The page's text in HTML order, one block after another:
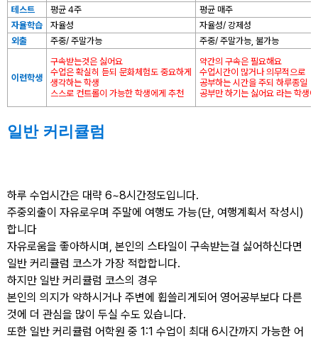
필리핀 연계연수
필자뉴스
테스트
평균 4주
평균 매주
자율학습
자율성
자율성/ 강제성
외출
주중/ 주말가능 주중/ 주말가능, 불가능
이런학생
구속받는것은 싫어요
수업은 확실히 듣되 문화체험도 중요하게
생각하는 학생
스스로 컨트롤이 가능한 학생에게 추천
약간의 구속은 필요해요
수업시간이 많거나 의무적으로
공부하는 시간을 주되 하루종일
공부만 하기는 싫어요 라는 학생
일반 커리큘럼
하루 수업시간은 대략 6~8시간정도입니다.
주중외출이 자유로우며 주말에 여행도 가능(단, 여행계획서 작성시)
합니다
자유로움을 좋아하시며, 본인의 스타일이 구속받는걸 싫어하신다면
일반 커리큘럼 코스가 가장 적합합니다.
하지만 일반 커리큘럼 코스의 경우
본인의 의지가 약하시거나 주변에 휩쓸리게되어 영어공부보다 다른
것에 더 관심을 많이 두실 수도 있습니다.
또한 일반 커리큘럼 어학원 중 1:1 수업이 최대 6시간까지 가능한 어